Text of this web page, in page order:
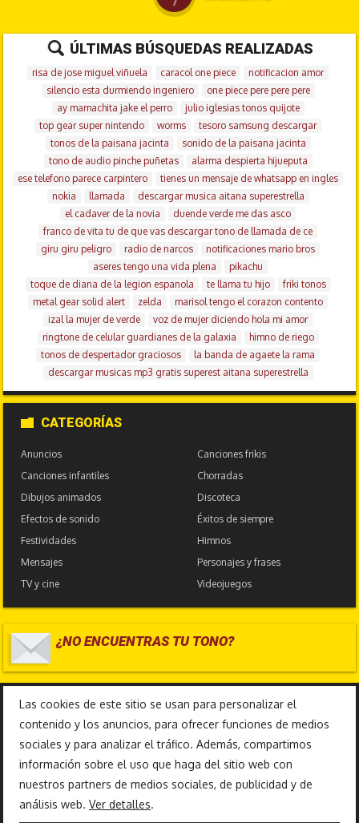
ÚLTIMAS BÚSQUEDAS REALIZADAS
risa de jose miguel viñuela caracol one piece
notificacion amor
silencio esta durmiendo ingeniero
one piece pere pere pere
ay mamachita jake el perro
julio iglesias tonos quijote
top gear super nintendo
worms
tesoro samsung descargar
tonos de la paisana jacinta
sonido de la paisana jacinta
tono de audio pinche puñetas
alarma despierta hijueputa
ese telefono parece carpintero
tienes un mensaje de whatsapp en ingles
nokia
llamada
descargar musica aitana superestrella
el cadaver de la novia
duende verde me das asco
franco de vita tu de que vas descargar tono de llamada de ce
giru giru peligro
radio de narcos
notificaciones mario bros
aseres tengo una vida plena
pikachu
toque de diana de la legion espanola
te llama tu hijo
friki tonos
metal gear solid alert
zelda
marisol tengo el corazon contento
izal la mujer de verde
voz de mujer diciendo hola mi amor
ringtone de celular guardianes de la galaxia
himno de riego
tonos de despertador graciosos
la banda de agaete la rama
descargar musicas mp3 gratis superest aitana superestrella
CATEGORÍAS
Anuncios
Canciones frikis
Canciones infantiles
Chorradas
Dibujos animados
Discoteca
Efectos de sonido
Éxitos de siempre
Festividades
Himnos
Mensajes
Personajes y frases
TV y cine
Videojuegos
¿NO ENCUENTRAS TU TONO?
Las cookies de este sitio se usan para personalizar el
contenido y los anuncios, para ofrecer funciones de medios
sociales y para analizar el tráfico. Además, compartimos
información sobre el uso que haga del sitio web con
nuestros partners de medios sociales, de publicidad y de
análisis web. Ver detalles.